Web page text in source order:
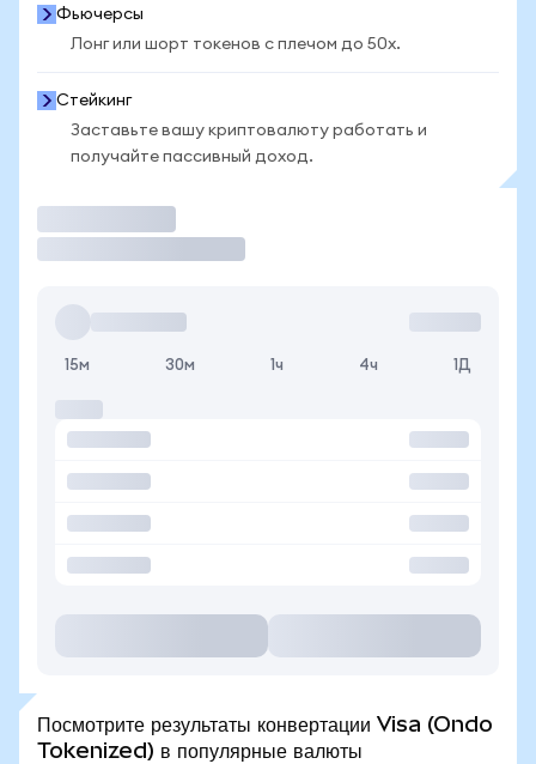
Фьючерсы
Лонг или шорт токенов с плечом до 50x.
Стейкинг
Заставьте вашу криптовалюту работать и
получайте пассивный доход.
15м 30м 1ч 4ч 1Д
Посмотрите результаты конвертации Visa (Ondo
Tokenized) в популярные валюты